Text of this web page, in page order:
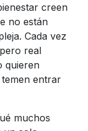
creen
no están
Cada vez
real
quieren
entrar
muchos